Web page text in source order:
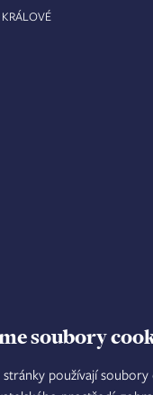
soubory
používají